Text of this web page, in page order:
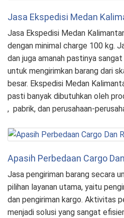
Jasa Ekspedisi Medan
Jasa Ekspedisi Medan
dengan minimal charge 100 kg.
dan juga amanah pastinya
untuk mengirimkan barang dari
besar. Ekspedisi Medan
pasti banyak dibutuhkan oleh
, pabrik, dan perusahaan-
Apasih Perbedaan Cargo
Jasa pengiriman barang secara
pilihan layanan utama, yaitu
dan pengiriman kargo. Aktivitas
menjadi solusi yang sangat